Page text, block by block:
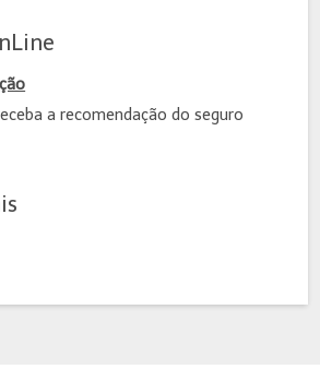
a recomendação do seguro